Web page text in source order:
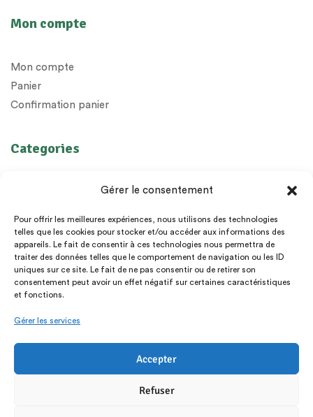
Gérer le consentement
Pour offrir les meilleures expériences, nous utilisons des technologies
telles que les cookies pour stocker et/ou accéder aux informations des
appareils. Le fait de consentir à ces technologies nous permettra de
traiter des données telles que le comportement de navigation ou les ID
uniques sur ce site. Le fait de ne pas consentir ou de retirer son
consentement peut avoir un effet négatif sur certaines caractéristiques
et fonctions.
Gérer les services
Accepter
Refuser
Mon compte
Mon compte
Panier
Confirmation panier
Categories
Préparations
Diffuseurs
Epices
Livres et cadeaux
Copyright © 2025. All Rights Reserved.